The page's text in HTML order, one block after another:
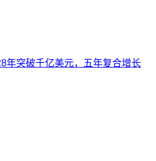
年突破千亿美元，五年复合增长